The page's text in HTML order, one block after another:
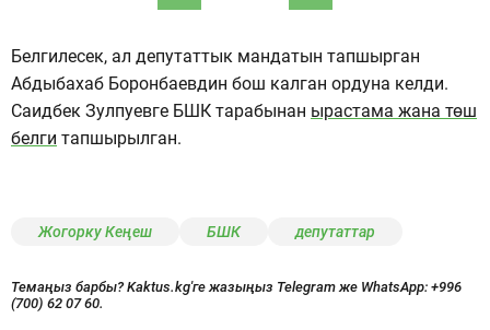
Белгилесек, ал депутаттык мандатын тапшырган
Абдыбахаб Боронбаевдин бош калган ордуна келди.
Саидбек Зулпуевге БШК тарабынан ырастама жана төш
белги тапшырылган.
Жогорку Кеңеш БШК депутаттар
Темаңыз барбы? Kaktus.kg'ге жазыңыз Telegram же WhatsApp: +996
(700) 62 07 60.